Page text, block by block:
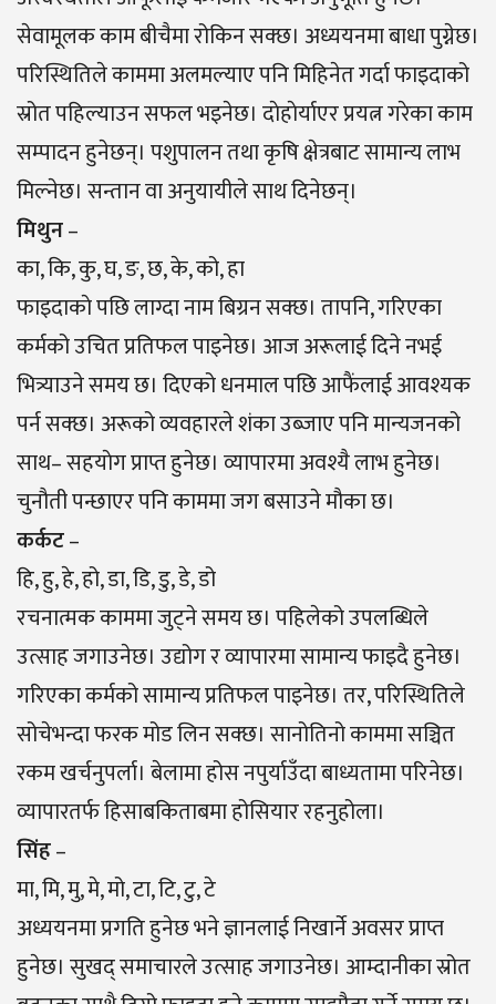
सेवामूलक काम बीचैमा रोकिन सक्छ। अध्ययनमा बाधा पुग्नेछ।
परिस्थितिले काममा अलमल्याए पनि मिहिनेत गर्दा फाइदाको
स्रोत पहिल्याउन सफल भइनेछ। दाेहाेर्याएर प्रयत्न गरेका काम
सम्पादन हुनेछन्। पशुपालन तथा कृषि क्षेत्रबाट सामान्य लाभ
मिल्नेछ। सन्तान वा अनुयायीले साथ दिनेछन्।
मिथुन–
का, कि, कु, घ, ङ, छ, के, को, हा
फाइदाकाे पछि लाग्दा नाम बिग्रन सक्छ। तापनि, गरिएका
कर्मको उचित प्रतिफल पाइनेछ। आज अरूलाई दिने नभई
भित्र्याउने समय छ। दिएको धनमाल पछि आफैंलाई आवश्यक
पर्न सक्छ। अरूको व्यवहारले शंका उब्जाए पनि मान्यजनको
साथ– सहयाेग प्राप्त हुनेछ। व्यापारमा अवश्यै लाभ हुनेछ।
चुनौती पन्छाएर पनि काममा जग बसाउने मौका छ।
कर्कट–
हि, हु, हे, हो, डा, डि, डु, डे, डो
रचनात्मक काममा जुट्ने समय छ। पहिलेको उपलब्धिले
उत्साह जगाउनेछ। उद्योग र व्यापारमा सामान्य फाइदै हुनेछ।
गरिएका कर्मको सामान्य प्रतिफल पाइनेछ। तर, परिस्थितिले
सोचेभन्दा फरक मोड लिन सक्छ। सानोतिनो काममा सञ्चित
रकम खर्चनुपर्ला। बेलामा होस नपुर्याउँदा बाध्यतामा परिनेछ।
व्यापारतर्फ हिसाबकिताबमा होसियार रहनुहोला।
सिंह–
मा, मि, मु, मे, मो, टा, टि, टु, टे
अध्ययनमा प्रगति हुनेछ भने ज्ञानलाई निखार्ने अवसर प्राप्त
हुनेछ। सुखद् समाचारले उत्साह जगाउनेछ। आम्दानीका स्रोत